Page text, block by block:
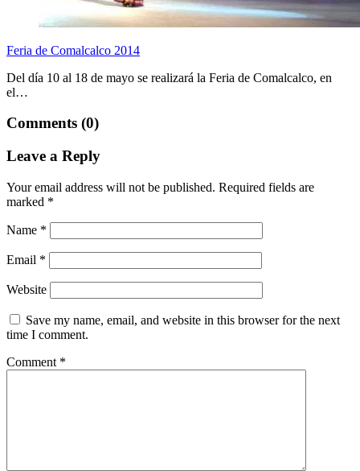
Feria de Comalcalco 2014
Del día 10 al 18 de mayo se realizará la Feria de Comalcalco, en
el…
Comments (0)
Leave a Reply
Your email address will not be published. Required fields are
marked *
Name *
Email *
Website
Save my name, email, and website in this browser for the next
time I comment.
Comment *